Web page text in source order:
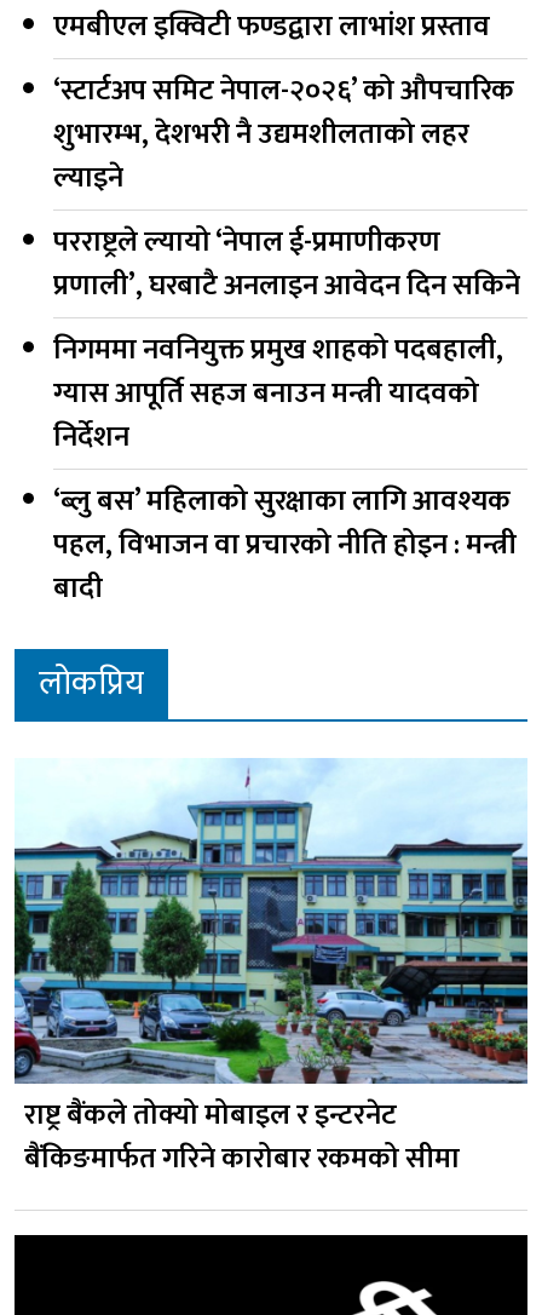
एमबीएल इक्विटी फण्डद्वारा लाभांश प्रस्ताव
‘स्टार्टअप समिट नेपाल-२०२६’ को औपचारिक
शुभारम्भ, देशभरी नै उद्यमशीलताको लहर
ल्याइने
परराष्ट्रले ल्यायो ‘नेपाल ई-प्रमाणीकरण
प्रणाली’, घरबाटै अनलाइन आवेदन दिन सकिने
निगममा नवनियुक्त प्रमुख शाहको पदबहाली,
ग्यास आपूर्ति सहज बनाउन मन्त्री यादवको
निर्देशन
‘ब्लु बस’ महिलाको सुरक्षाका लागि आवश्यक
पहल, विभाजन वा प्रचारको नीति होइन : मन्त्री
बादी
लोकप्रिय
राष्ट्र बैंकले तोक्यो मोबाइल र इन्टरनेट
बैंकिङमार्फत गरिने कारोबार रकमको सीमा